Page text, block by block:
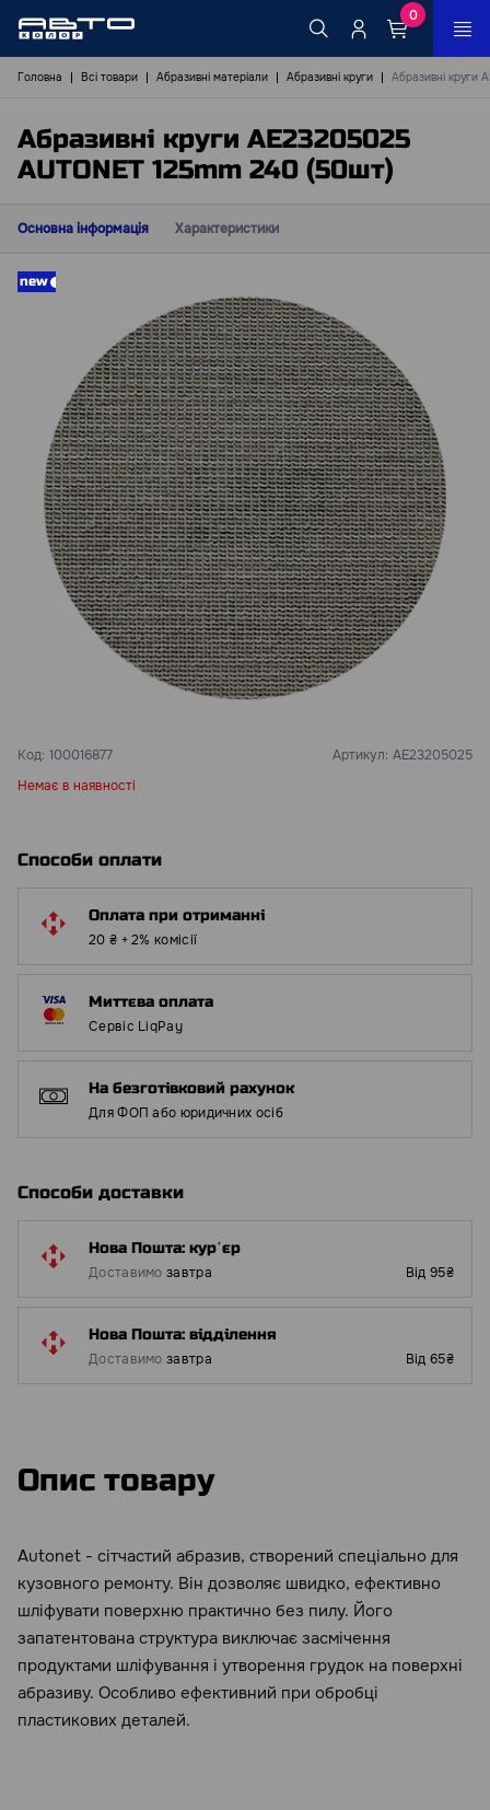
0
Головна Всі товари Абразивні матеріали Абразивні круги Абразивні круги
Абразивні круги AE23205025
AUTONET 125mm 240 (50шт)
Основна інформація Характеристики
new
Код: 100016877 Артикул: AE23205025
Немає в наявності
Способи оплати
Оплата при отриманні
20 ₴ + 2% комісії
Миттєва оплата
Сервіс LiqPay
На безготівковий рахунок
Для ФОП або юридичних осіб
Способи доставки
Нова Пошта: курʼєр
Доставимо завтра Від 95₴
Нова Пошта: відділення
Доставимо завтра Від 65₴
Опис товару
Autonet - сітчастий абразив, створений спеціально для
кузовного ремонту. Він дозволяє швидко, ефективно
шліфувати поверхню практично без пилу. Його
запатентована структура виключає засмічення
продуктами шліфування і утворення грудок на поверхні
абразиву. Особливо ефективний при обробці
пластикових деталей.